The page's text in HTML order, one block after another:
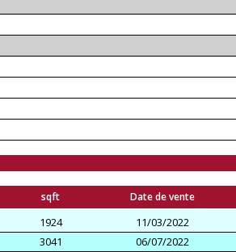
sqft Date de vente
1924
11/03/2022
3041
06/07/2022